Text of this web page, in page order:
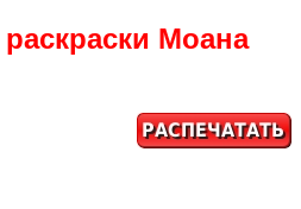
раскраски Моана